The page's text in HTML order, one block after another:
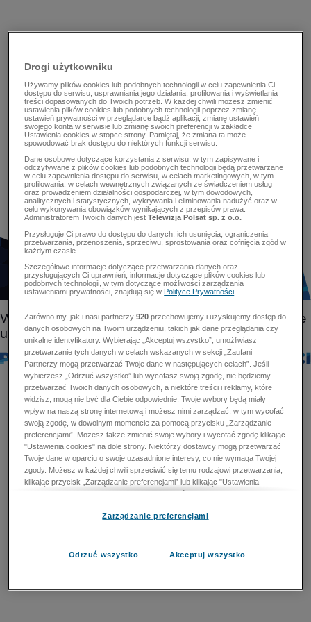
Drogi użytkowniku
Używamy plików cookies lub podobnych technologii w celu zapewnienia Ci
dostępu do serwisu, usprawniania jego działania, profilowania i wyświetlania
treści dopasowanych do Twoich potrzeb. W każdej chwili możesz zmienić
ustawienia plików cookies lub podobnych technologii poprzez zmianę
ustawień prywatności w przeglądarce bądź aplikacji, zmianę ustawień
swojego konta w serwisie lub zmianę swoich preferencji w zakładce
Ustawienia cookies w stopce strony. Pamiętaj, że zmiana ta może
spowodować brak dostępu do niektórych funkcji serwisu.
Dane osobowe dotyczące korzystania z serwisu, w tym zapisywane i
odczytywane z plików cookies lub podobnych technologii będą przetwarzane
w celu zapewnienia dostępu do serwisu, w celach marketingowych, w tym
profilowania, w celach wewnętrznych związanych ze świadczeniem usług
oraz prowadzeniem działalności gospodarczej, w tym dowodowych,
analitycznych i statystycznych, wykrywania i eliminowania nadużyć oraz w
celu wykonywania obowiązków wynikających z przepisów prawa.
Administratorem Twoich danych jestTelewizja Polsat sp. z o.o.
Przysługuje Ci prawo do dostępu do danych, ich usunięcia, ograniczenia
przetwarzania, przenoszenia, sprzeciwu, sprostowania oraz cofnięcia zgód w
każdym czasie.
Szczegółowe informacje dotyczące przetwarzania danych oraz
przysługujących Ci uprawnień, informacje dotyczące plików cookies lub
podobnych technologii, w tym dotyczące możliwości zarządzania
ustawieniami prywatności, znajdują się wPolityce Prywatności
Zarówno my, jak i nasi partnerzy920 przechowujemy i uzyskujemy dostęp do
danych osobowych na Twoim urządzeniu, takich jak dane przeglądania czy
unikalne identyfikatory. Wybierając „Akceptuj wszystko”, umożliwiasz
przetwarzanie tych danych w celach wskazanych w sekcji „Zaufani
Partnerzy mogą przetwarzać Twoje dane w następujących celach”. Jeśli
wybierzesz „Odrzuć wszystko” lub wycofasz swoją zgodę, nie będziemy
przetwarzać Twoich danych osobowych, a niektóre treści i reklamy, które
widzisz, mogą nie być dla Ciebie odpowiednie. Twoje wybory będą miały
wpływ na naszą stronę internetową i możesz nimi zarządzać, w tym wycofać
swoją zgodę, w dowolnym momencie za pomocą przycisku „Zarządzanie
preferencjami”. Możesz także zmienić swoje wybory i wycofać zgodę klikając
"Ustawienia cookies" na dole strony. Niektórzy dostawcy mogą przetwarzać
Twoje dane w oparciu o swoje uzasadnione interesy, co nie wymaga Twojej
zgody. Możesz w każdej chwili sprzeciwić się temu rodzajowi przetwarzania,
klikając przycisk „Zarządzanie preferencjami” lub klikając "Ustawienia
cookies" na dole strony. Nie możesz sprzeciwić się przetwarzaniu przez
zapobiegania oszustwom i naprawiania błędów, a w tym celu mogą zostać
przetwarzaniu danych osobowych w celu dostarczania i prezentacji reklam i
Zarządzanie preferencjami
Odrzuć wszystko Akceptuj wszystko